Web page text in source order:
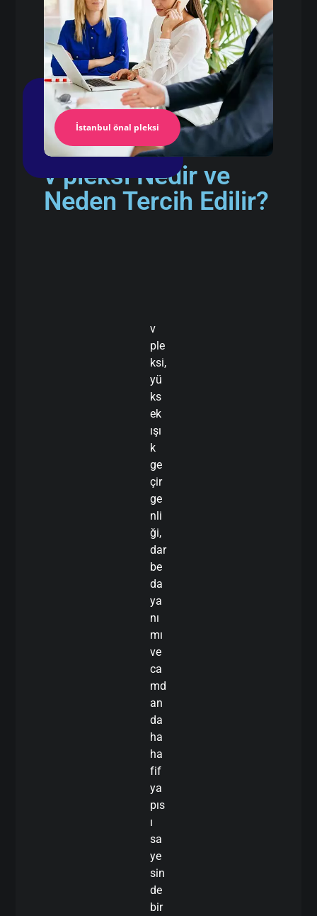
İstanbul önal pleksi
v pleksi Nedir ve
Neden Tercih Edilir?
v
ple
ksi,
yü
ks
ek
ışı
k
ge
çir
ge
nli
ği,
dar
be
da
ya
nı
mı
ve
ca
md
an
da
ha
ha
fif
ya
pıs
ı
sa
ye
sin
de
bir